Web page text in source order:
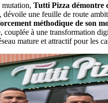
mutation, Tutti Pizza démontre
dévoile une feuille de route
méthodique de son
couplée à une transformation
mature et attractif pour les